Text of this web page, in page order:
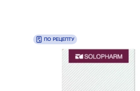
ПО РЕЦЕПТУ